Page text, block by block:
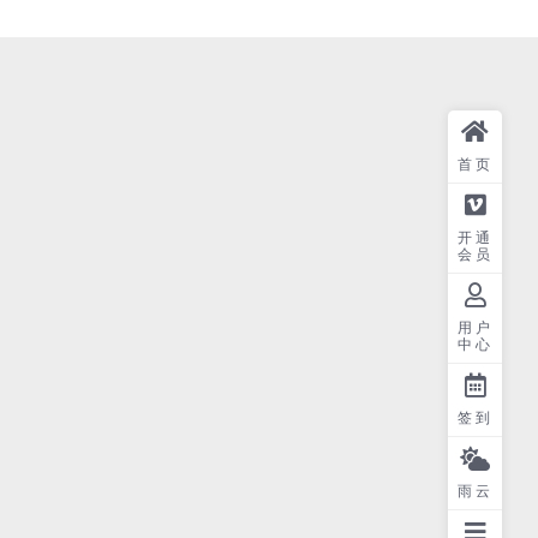
首页
开通
会员
用户
中心
签到
雨云